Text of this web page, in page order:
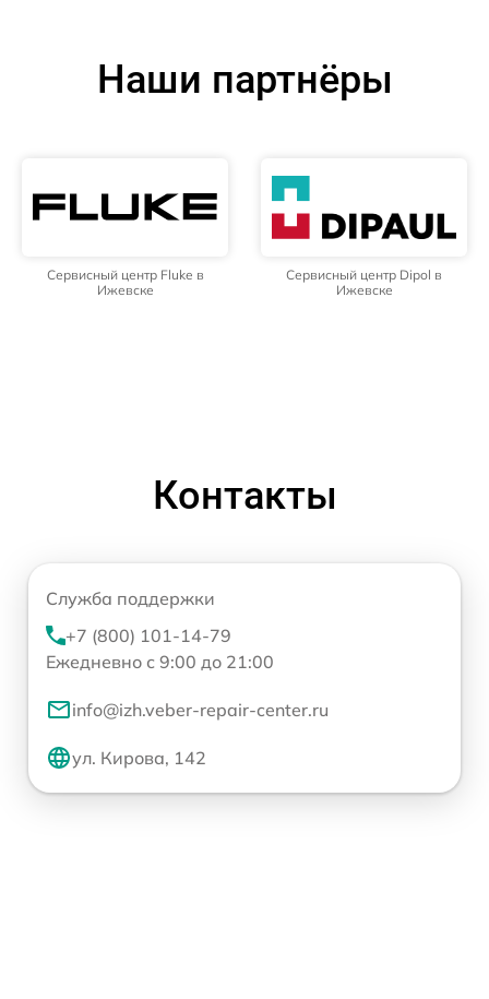
Наши партнёры
Сервисный центр Fluke в
Ижевске
Сервисный центр Dipol в
Ижевске
Контакты
Служба поддержки
+7 (800) 101-14-79
Ежедневно с 9:00 до 21:00
info@izh.veber-repair-center.ru
ул. Кирова, 142